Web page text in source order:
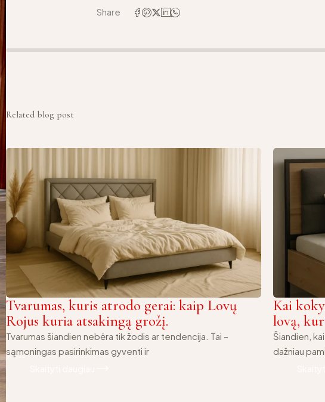
Share
Related blog post
Tvarumas, kuris atrodo gerai: kaip Lovų
Rojus kuria atsakingą grožį.
Tvarumas šiandien nebėra tik žodis ar tendencija. Tai –
sąmoningas pasirinkimas gyventi ir
Kai
lovą,
Šiandien,
dažniau